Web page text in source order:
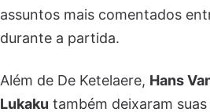
assuntos mais comentados
durante a partida.
Além de De Ketelaere, Hans
Lukaku também deixaram